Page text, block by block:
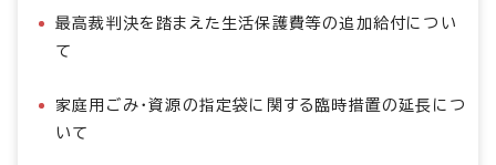
最高裁判決を踏まえた生活保護費等の追加給付につい
て
家庭用ごみ・資源の指定袋に関する臨時措置の延長につ
いて